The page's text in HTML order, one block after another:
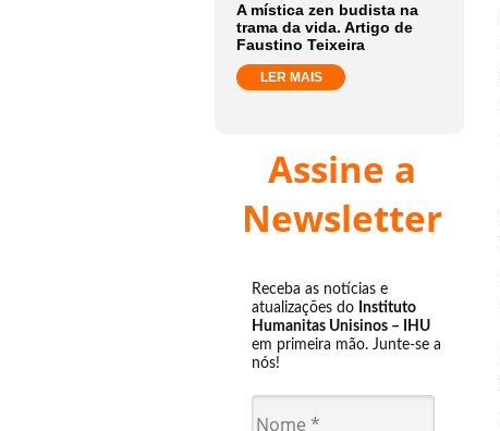
A mística zen budista na
trama da vida. Artigo de
Faustino Teixeira
LER MAIS
Assine a
Newsletter
Receba as notícias e
atualizações do Instituto
Humanitas Unisinos – IHU
em primeira mão. Junte-se a
nós!